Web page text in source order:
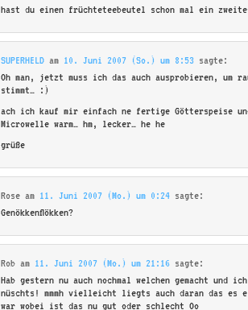
hast du einen früchteteebeutel schon mal ein
SUPERHELD am 10. Juni 2007 (So.) um 8:53 sagte:
Oh man, jetzt muss ich das auch ausprobieren, um
stimmt… :)
ach ich kauf mir einfach ne fertige Götterspeise
Microwelle warm… hm, lecker… he he
grüße
Rose am 11. Juni 2007 (Mo.) um 0:24 sagte:
Genökkenflökken?
Rob am 11. Juni 2007 (Mo.) um 21:16 sagte:
Hab gestern nu auch nochmal welchen gemacht und
nüschts! mmmh vielleicht liegts auch daran das es
war wobei ist das nu gut oder schlecht Oo